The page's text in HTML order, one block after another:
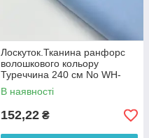
Лоскуток.Тканина ранфорс
волошкового кольору
Туреччина 240 см No WH-
0074-61, 61*240 см
В наявності
152,22 ₴